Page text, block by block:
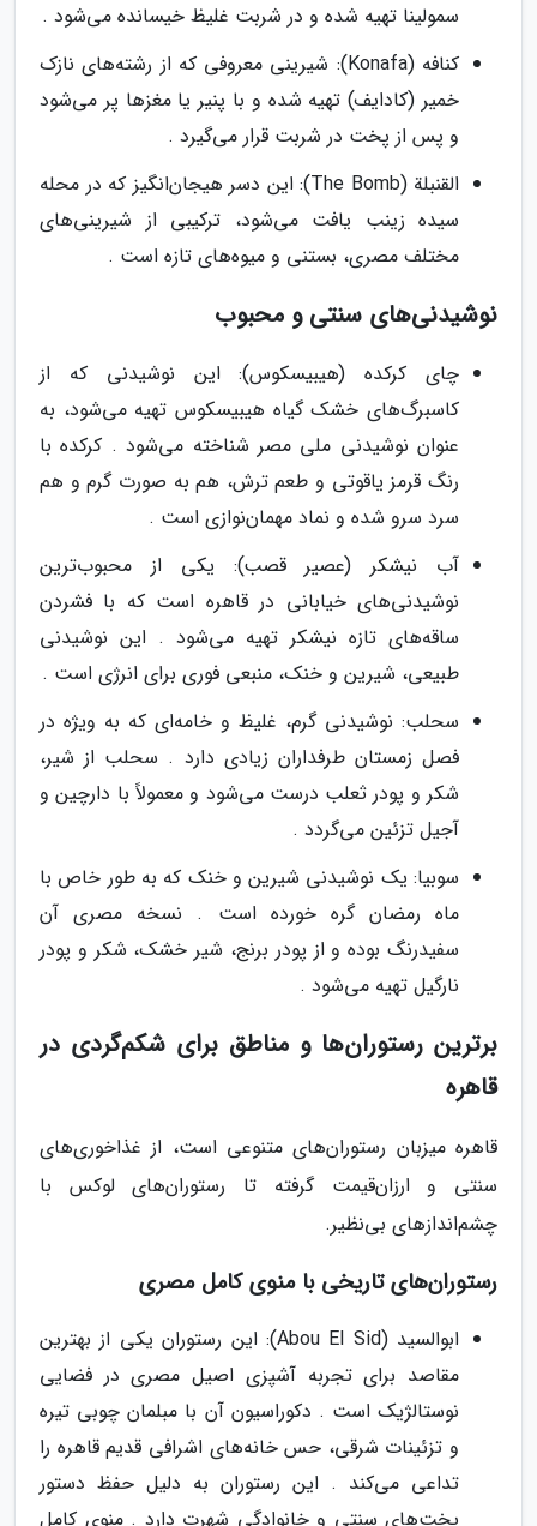
سمولینا تهیه شده و در شربت غلیظ خیسانده می‌شود .
کنافه (Konafa): شیرینی معروفی که از رشته‌های نازک
خمیر (کادایف) تهیه شده و با پنیر یا مغزها پر می‌شود
و پس از پخت در شربت قرار می‌گیرد .
القنبلة (The Bomb): این دسر هیجان‌انگیز که در محله
سیده زینب یافت می‌شود، ترکیبی از شیرینی‌های
مختلف مصری، بستنی و میوه‌های تازه است .
نوشیدنی‌های سنتی و محبوب
چای کرکده (هیبیسکوس): این نوشیدنی که از
کاسبرگ‌های خشک گیاه هیبیسکوس تهیه می‌شود، به
عنوان نوشیدنی ملی مصر شناخته می‌شود . کرکده با
رنگ قرمز یاقوتی و طعم ترش، هم به صورت گرم و هم
سرد سرو شده و نماد مهمان‌نوازی است .
آب نیشکر (عصیر قصب): یکی از محبوب‌ترین
نوشیدنی‌های خیابانی در قاهره است که با فشردن
ساقه‌های تازه نیشکر تهیه می‌شود . این نوشیدنی
طبیعی، شیرین و خنک، منبعی فوری برای انرژی است .
سحلب: نوشیدنی گرم، غلیظ و خامه‌ای که به ویژه در
فصل زمستان طرفداران زیادی دارد . سحلب از شیر،
شکر و پودر ثعلب درست می‌شود و معمولاً با دارچین و
آجیل تزئین می‌گردد .
سوبیا: یک نوشیدنی شیرین و خنک که به طور خاص با
ماه رمضان گره خورده است . نسخه مصری آن
سفیدرنگ بوده و از پودر برنج، شیر خشک، شکر و پودر
نارگیل تهیه می‌شود .
برترین رستوران‌ها و مناطق برای شکم‌گردی در
قاهره
قاهره میزبان رستوران‌های متنوعی است، از غذاخوری‌های
سنتی و ارزان‌قیمت گرفته تا رستوران‌های لوکس با
چشم‌اندازهای بی‌نظیر.
رستوران‌های تاریخی با منوی کامل مصری
ابوالسید (Abou El Sid): این رستوران یکی از بهترین
مقاصد برای تجربه آشپزی اصیل مصری در فضایی
نوستالژیک است . دکوراسیون آن با مبلمان چوبی تیره
و تزئینات شرقی، حس خانه‌های اشرافی قدیم قاهره را
تداعی می‌کند . این رستوران به دلیل حفظ دستور
پخت‌های سنتی و خانوادگی شهرت دارد . منوی کامل